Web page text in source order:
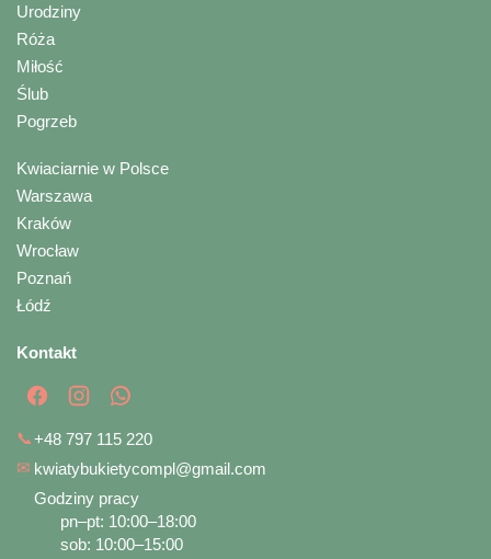
Urodziny
Róża
Miłość
Ślub
Pogrzeb
Kwiaciarnie w Polsce
Warszawa
Kraków
Wrocław
Poznań
Łódź
Kontakt
📞+48 797 115 220
✉ kwiatybukietycompl@gmail.com
Godziny pracy
pn–pt: 10:00–18:00
sob: 10:00–15:00